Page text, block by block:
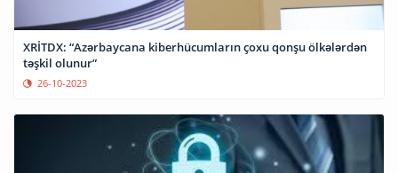
XRİTDX: “Azərbaycana kiberhücumların çoxu qonşu ölkələrdən
təşkil olunur”
26-10-2023